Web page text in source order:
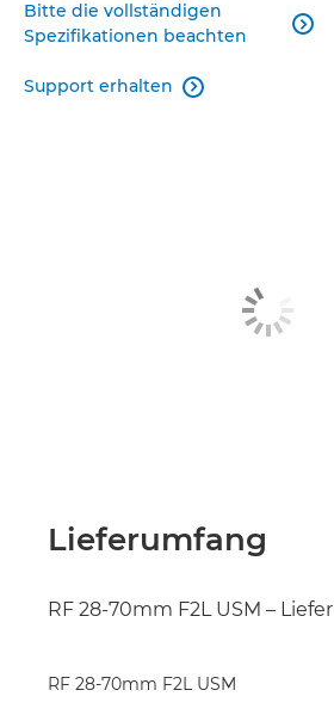
Bitte die vollständigen
Spezifikationen beachten

Support erhalten 
Lieferumfang
RF 28-70mm F2L USM –
RF 28-70mm F2L USM